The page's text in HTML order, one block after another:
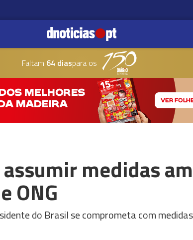
Faltam 64 diaspara os
medidas
ONG
do Brasil se comprometa com